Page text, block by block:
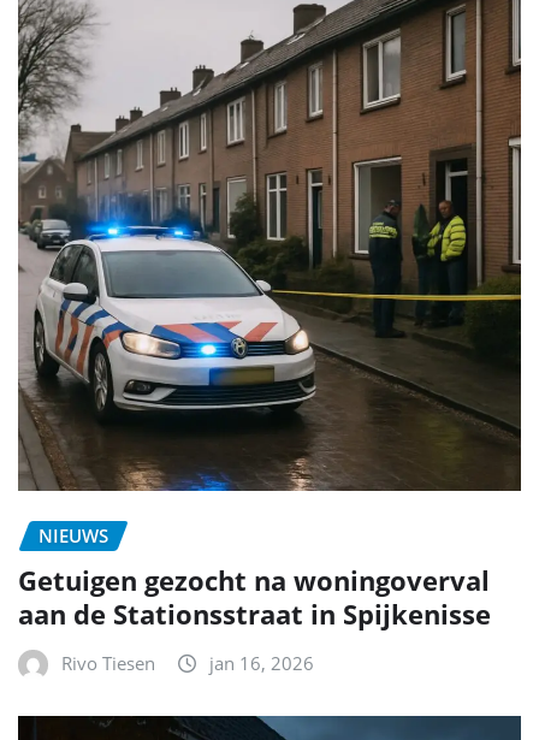
NIEUWS
Getuigen gezocht na woningoverval
aan de Stationsstraat in Spijkenisse
Rivo Tiesen jan 16, 2026